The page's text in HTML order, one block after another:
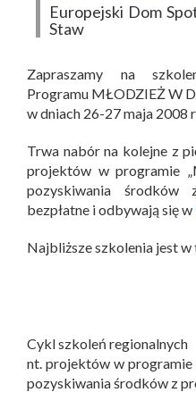
Europejski Dom
Staw
Zapraszamy na
Programu MŁODZIEŻ W
w dniach 26-27 maja 2008
Trwa nabór na kolejne z
projektów w programie
pozyskiwania środków
bezpłatne i odbywają się w
Najbliższe szkolenia jest
Cykl szkoleń regionalnych
nt. projektów w programie
pozyskiwania środków z